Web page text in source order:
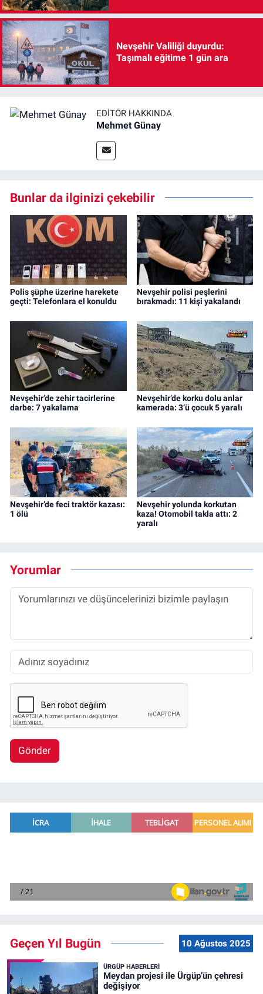
Nevşehir Valiliği duyurdu:
Taşımalı eğitime 1 gün ara
EDITÖR HAKKINDA
Mehmet Günay
Bunlar da ilginizi çekebilir
Polis şüphe üzerine harekete
geçti: Telefonlara el konuldu
Nevşehir polisi peşlerini
bırakmadı: 11 kişi yakalandı
Nevşehir’de zehir tacirlerine
darbe: 7 yakalama
Nevşehir’de korku dolu anlar
kamerada: 3’ü çocuk 5 yaralı
Nevşehir’de feci traktör kazası:
1 ölü
Nevşehir yolunda korkutan
kaza! Otomobil takla attı: 2
yaralı
Yorumlar
Gönder
Geçen Yıl Bugün 10 Ağustos 2025
ÜRGÜP HABERLERI
Meydan projesi ile Ürgüp’ün çehresi
değişiyor